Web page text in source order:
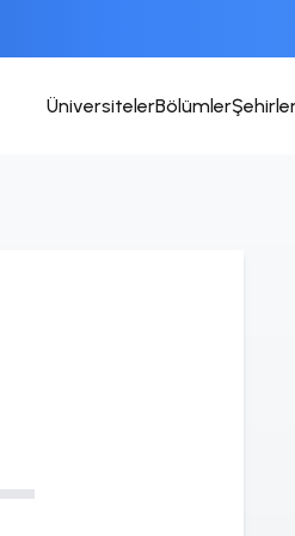
ÜniversitelerBölümler